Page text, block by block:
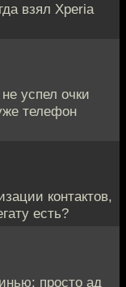
взял Xperia
успел очки
телефон
контактов,
есть?
просто ад